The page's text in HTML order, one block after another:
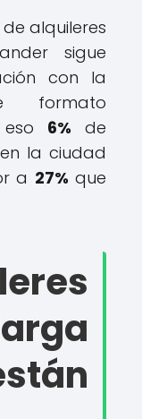
alquileres
sigue
con la
formato
6% de
la ciudad
a 27% que